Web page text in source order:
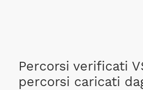
Percorsi verificati
percorsi caricati